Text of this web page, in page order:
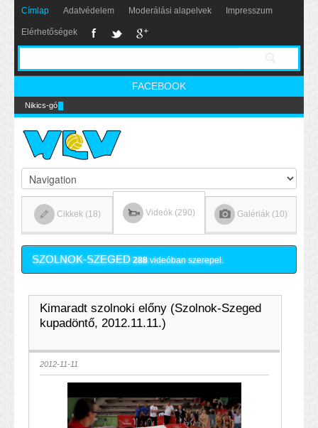
Címlap Adatvédelem Moderálási alapelvek Impresszum
Elérhetőségek
FACEBOOK
Nikics-gól lábbal
Cikkek (18) Videók (290) Galériák (10)
SZOLNOK-SZEGED 288videóban szerepel.
Kimaradt szolnoki előny (Szolnok-Szeged
kupadöntő, 2012.11.11.)
2012-11-11